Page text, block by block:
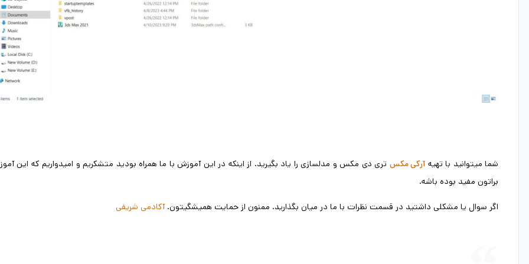
شما میتوانید با تهیهآرکی مکس تری دی مکس و مدلسازی را یاد بگیرید. از اینکه در این آموزش با ما همراه بودید متشکریم و امیدواریم که این
براتون مفید بوده باشه.
اگر سوال یا مشکلی داشتید در قسمت نظرات با ما در میان بگذارید. ممنون از حمایت همیشگیتون.آکادمی شریفی